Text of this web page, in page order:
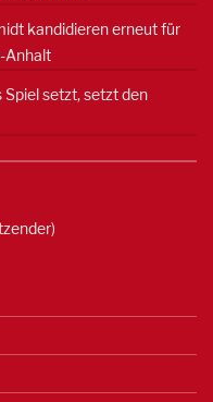
kandidieren erneut für
Anhalt
Spiel setzt, setzt den